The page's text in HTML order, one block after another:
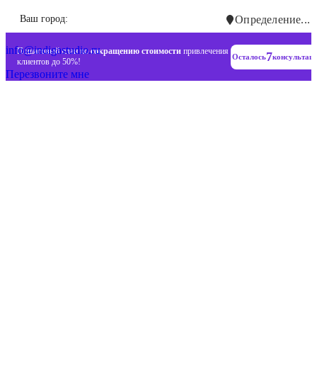
Ваш город: Определение...
Пошаговый план посокращению стоимости привлечения
клиентов до 50%!
Осталось7
+7 (993) 477-18-57
info@indigastudio.ru
Перезвоните мне